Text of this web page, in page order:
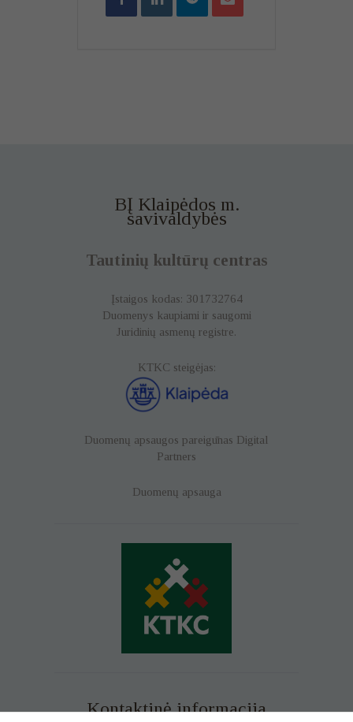
BĮ Klaipėdos m.
savivaldybės
Tautinių kultūrų centras
Įstaigos kodas: 301732764
Duomenys kaupiami ir saugomi
Juridinių asmenų registre.
KTKC steigėjas:
Duomenų apsaugos pareigūnas Digital
Partners
Duomenų apsauga
Kontaktinė informacija